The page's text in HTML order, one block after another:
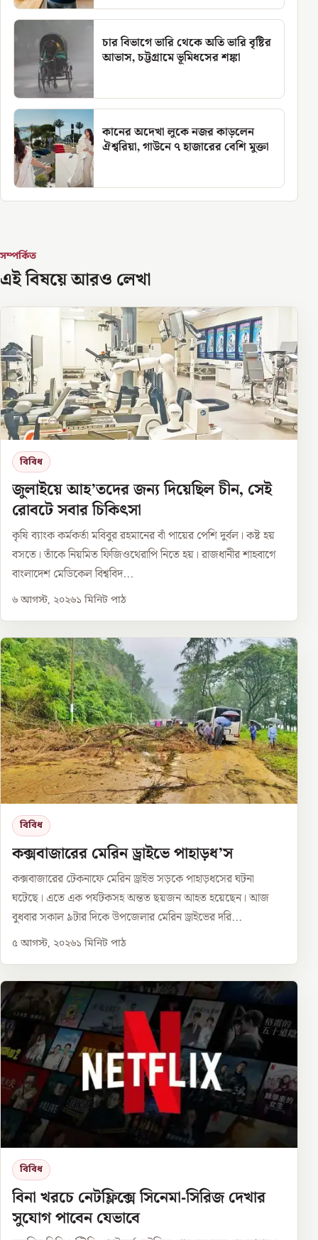
চার বিভাগে ভারি থেকে অতি ভারি বৃষ্টির
আভাস, চট্টগ্রামে ভূমিধসের শঙ্কা
কানের অদেখা লুকে নজর কাড়লেন
ঐশ্বরিয়া, গাউনে ৭ হাজারের বেশি মুক্তা
সম্পর্কিত
এই বিষয়ে আরও লেখা
বিবিধ
জুলাইয়ে আহ’তদের জন্য দিয়েছিল চীন, সেই
রোবটে সবার চিকিৎসা
কৃষি ব্যাংক কর্মকর্তা মবিবুর রহমানের বাঁ পায়ের পেশি দুর্বল। কষ্ট হয়
বসতে। তাঁকে নিয়মিত ফিজিওথেরাপি নিতে হয়। রাজধানীর শাহবাগে
বাংলাদেশ মেডিকেল বিশ্ববিদ...
৬ আগস্ট, ২০২৬১ মিনিট পাঠ
বিবিধ
কক্সবাজারের মেরিন ড্রাইভে পাহাড়ধ’স
কক্সবাজারের টেকনাফে মেরিন ড্রাইভ সড়কে পাহাড়ধসের ঘটনা
ঘটেছে। এতে এক পর্যটকসহ অন্তত ছয়জন আহত হয়েছেন। আজ
বুধবার সকাল ৯টার দিকে উপজেলার মেরিন ড্রাইভের দরি...
৫ আগস্ট, ২০২৬১ মিনিট পাঠ
বিবিধ
বিনা খরচে নেটফ্লিক্সে সিনেমা-সিরিজ দেখার
সুযোগ পাবেন যেভাবে